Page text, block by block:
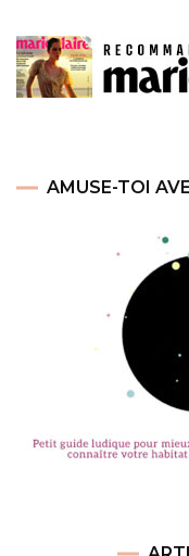
AMUSE-TOI